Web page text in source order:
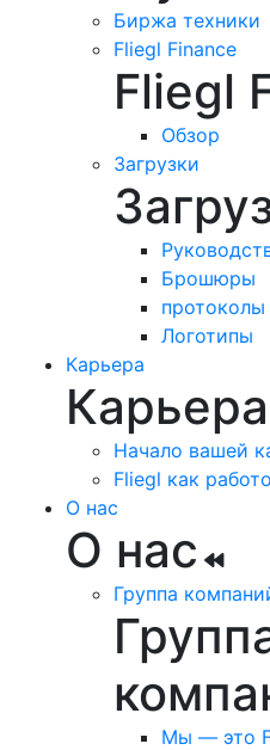
Биржа техники
Fliegl Finance
Fliegl
Обзор
Загрузки
Брошюры
Логотипы
Карьера
Карьера
Начало вашей
Fliegl как
О нас
О нас
Группа
Мы — это